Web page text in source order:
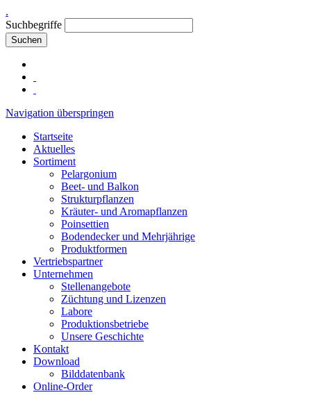
.
Suchbegriffe
Suchen
Navigation überspringen
Startseite
Aktuelles
Sortiment
Pelargonium
Beet- und Balkon
Strukturpflanzen
Kräuter- und Aromapflanzen
Poinsettien
Bodendecker und Mehrjährige
Produktformen
Vertriebspartner
Unternehmen
Stellenangebote
Züchtung und Lizenzen
Labore
Produktionsbetriebe
Unsere Geschichte
Kontakt
Download
Bilddatenbank
Online-Order